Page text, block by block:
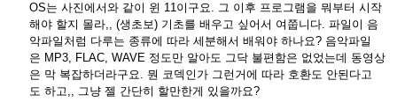
OS는 사진에서와 같이 윈 11이구요. 그 이후 프로그램을 뭐부터 시작
해야 할지 몰라,, (생초보) 기초를 배우고 싶어서 여쭙니다. 파일이 음
악파일처럼 다루는 종류에 따라 세분해서 배워야 하나요? 음악파일
은 MP3, FLAC, WAVE 정도만 알아도 그닥 불편함은 없었는데 동영상
은 막 복잡하더라구요. 뭔 코덱인가 그런거에 따라 호환도 안된다고
도 하고,, 그냥 젤 간단히 할만한게 있을까요?